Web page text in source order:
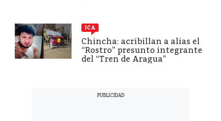
ICA
Chincha: acribillan a alias el
“Rostro” presunto integrante
del “Tren de Aragua”